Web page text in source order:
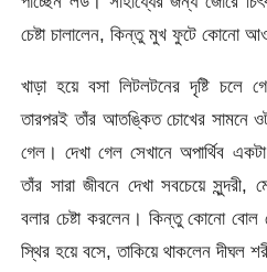
চেষ্টা চালালেন, কিন্তু মুখ ফুটে কোনো
খাড়া হয়ে বসা লিটলটনের দৃষ্টি চলে
তারপরই তাঁর আতঙ্কিত চোখের
গেল। দেখা গেল সেখানে অপার্থিব
তাঁর সারা জীবনে দেখা সবচেয়ে
বলার চেষ্টা করলেন। কিন্তু কোনো বোল
স্থির হয়ে বসে, তাকিয়ে থাকলেন দীঘল